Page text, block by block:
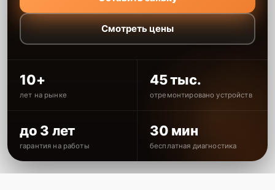
Смотреть цены
10+
лет на рынке
45 тыс.
отремонтировано устройств
до 3 лет
гарантия на работы
30 мин
бесплатная диагностика